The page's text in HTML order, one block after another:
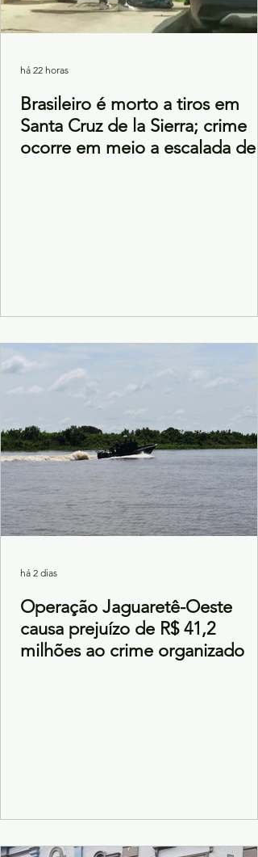
Brasileiro é morto a tiros em
Santa Cruz de la Sierra; crime
ocorre em meio a escalada de
há 22 horas
Operação Jaguaretê-Oeste
causa prejuízo de R$ 41,2
milhões ao crime organizado
há 2 dias